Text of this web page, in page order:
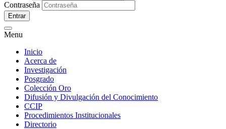
Contraseña
Entrar
Menu
Inicio
Acerca de
Investigación
Posgrado
Colección Oro
Difusión y Divulgación del Conocimiento
CCIP
Procedimientos Institucionales
Directorio